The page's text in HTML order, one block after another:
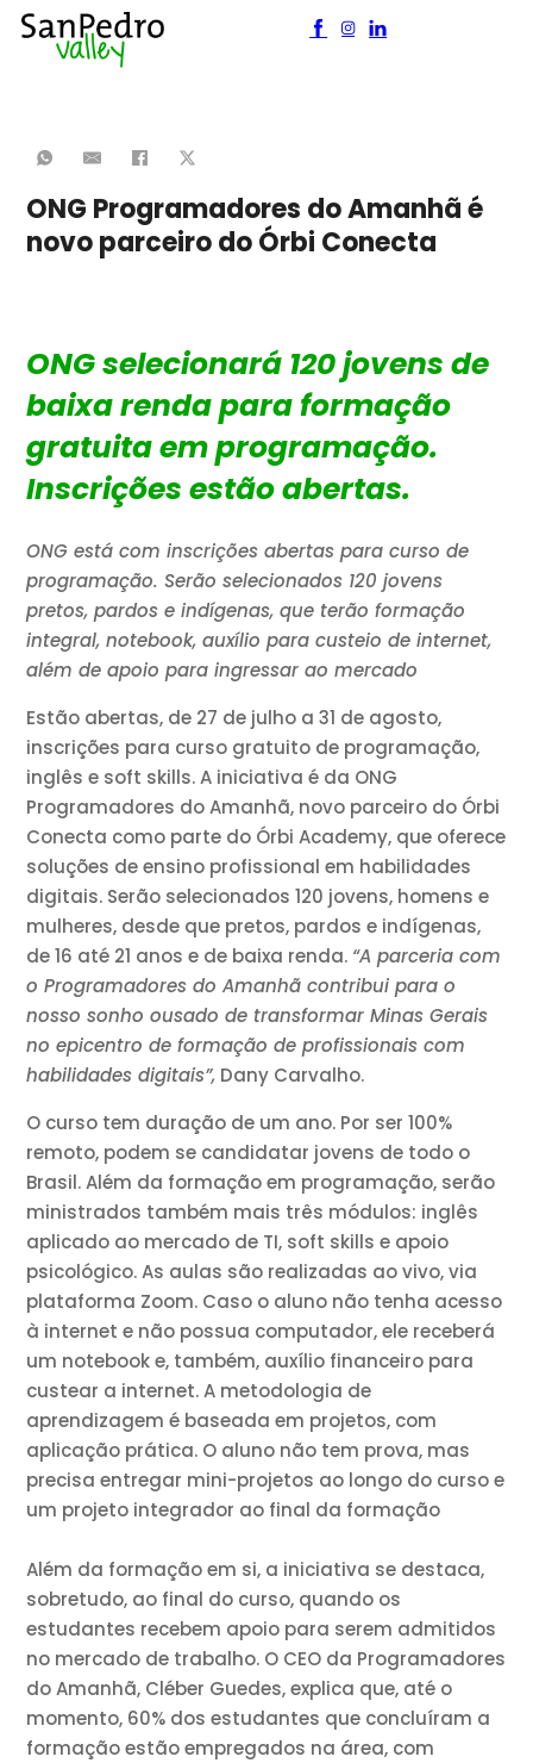
ONG Programadores do Amanhã é
novo parceiro do Órbi Conecta
ONG selecionará 120 jovens de
baixa renda para formação
gratuita em programação.
Inscrições estão abertas.
ONG está com inscrições abertas para curso de
programação. Serão selecionados 120 jovens
pretos, pardos e indígenas, que terão formação
integral, notebook, auxílio para custeio de internet,
além de apoio para ingressar ao mercado
Estão abertas, de 27 de julho a 31 de agosto,
inscrições para curso gratuito de programação,
inglês e soft skills. A iniciativa é da ONG
Programadores do Amanhã, novo parceiro do Órbi
Conecta como parte do Órbi Academy, que oferece
soluções de ensino profissional em habilidades
digitais. Serão selecionados 120 jovens, homens e
mulheres, desde que pretos, pardos e indígenas,
de 16 até 21 anos e de baixa renda. “A parceria com
o Programadores do Amanhã contribui para o
nosso sonho ousado de transformar Minas Gerais
no epicentro de formação de profissionais com
habilidades digitais”, Dany Carvalho.
O curso tem duração de um ano. Por ser 100%
remoto, podem se candidatar jovens de todo o
Brasil. Além da formação em programação, serão
ministrados também mais três módulos: inglês
aplicado ao mercado de TI, soft skills e apoio
psicológico. As aulas são realizadas ao vivo, via
plataforma Zoom. Caso o aluno não tenha acesso
à internet e não possua computador, ele receberá
um notebook e, também, auxílio financeiro para
custear a internet. A metodologia de
aprendizagem é baseada em projetos, com
aplicação prática. O aluno não tem prova, mas
precisa entregar mini-projetos ao longo do curso e
um projeto integrador ao final da formação
Além da formação em si, a iniciativa se destaca,
sobretudo, ao final do curso, quando os
estudantes recebem apoio para serem admitidos
no mercado de trabalho. O CEO da Programadores
do Amanhã, Cléber Guedes, explica que, até o
momento, 60% dos estudantes que concluíram a
formação estão empregados na área, com